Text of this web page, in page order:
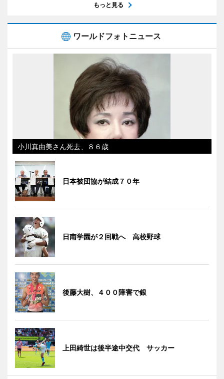
もっと見る
ワールドフォトニュース
小川真由美さん死去、８６歳
日本被団協が結成７０年
日南学園が２回戦へ 高校野球
後藤大樹、４００障害で銀
上田綺世は後半途中交代 サッカー